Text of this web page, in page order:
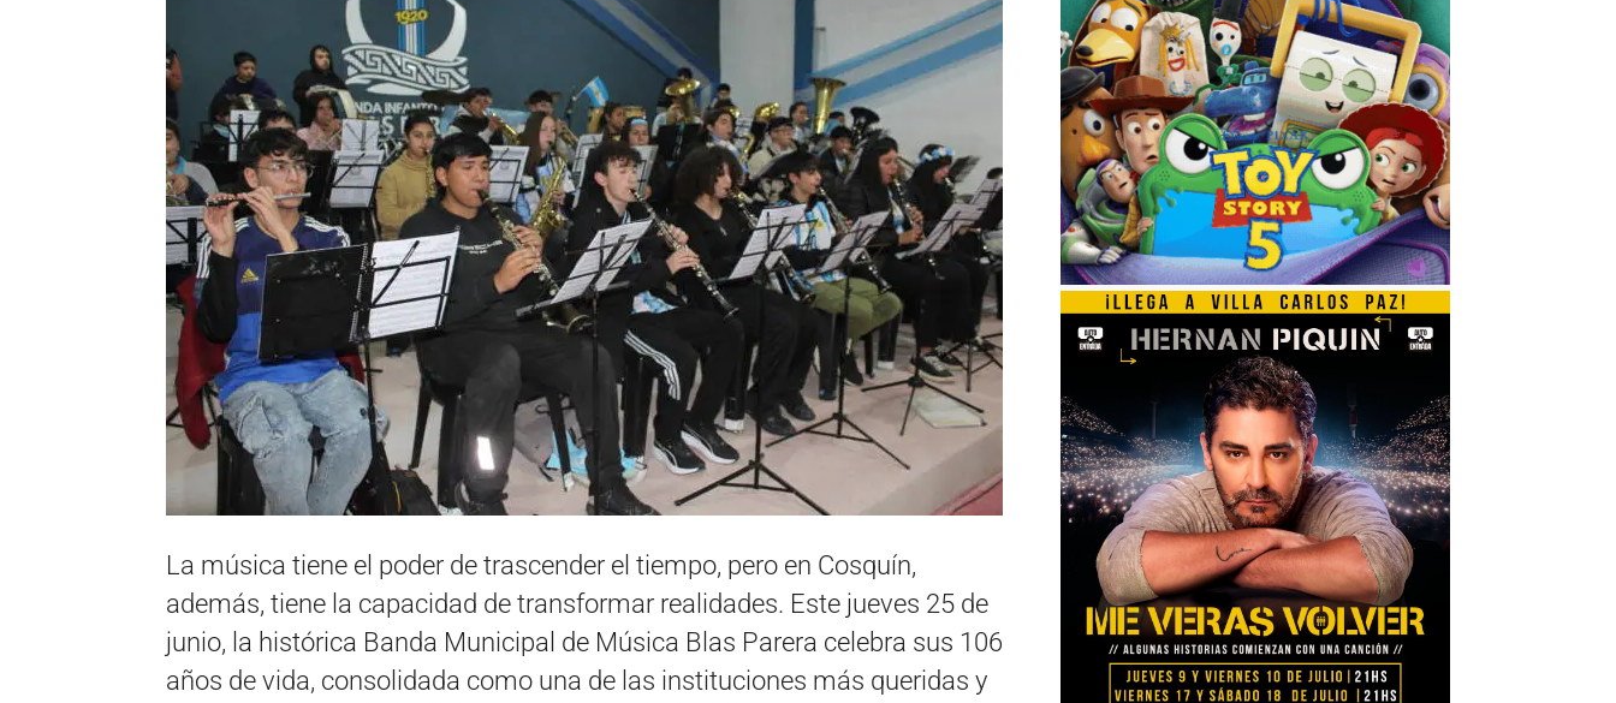
La música tiene el poder de trascender el tiempo, pero en Cosquín,
además, tiene la capacidad de transformar realidades. Este jueves 25 de
junio, la histórica Banda Municipal de Música Blas Parera celebra sus 106
años de vida, consolidada como una de las instituciones más queridas y